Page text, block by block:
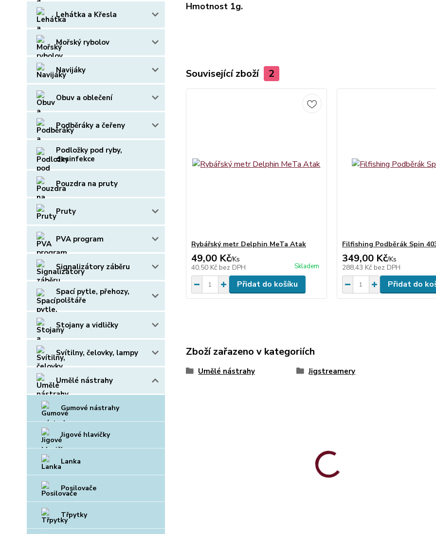
Lehátka a Křesla
Mořský rybolov
Navijáky
Obuv a oblečení
Podběráky a čeřeny
Podložky pod ryby,
desinfekce
Pouzdra na pruty
Pruty
PVA program
Signalizátory záběru
Spací pytle, přehozy,
polštáře
Stojany a vidličky
Svítilny, čelovky, lampy
Umělé nástrahy
Gumové nástrahy
Jigové hlavičky
Lanka
Posilovače
Třpytky
Hmotnost 1g.
Související zboží 2
Rybářský metr Delphin MeTa Atak
49,00 Kč/Ks
40,50 Kč bez DPH Skladem
Přidat do košíku
Filfishing Podběrák Spin
349,00 Kč/Ks
288,43 Kč bez DPH
Přidat do
Zboží zařazeno v kategoriích
Umělé nástrahy Jigstreamery